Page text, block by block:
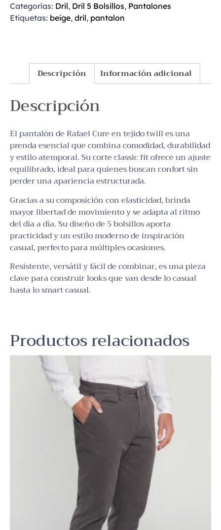
Categorías: Dril, Dril 5 Bolsillos, Pantalones
Etiquetas: beige, dril, pantalon
Descripción Información adicional
Descripción
El pantalón de Rafael Cure en tejido twill es una
prenda esencial que combina comodidad, durabilidad
y estilo atemporal. Su corte classic fit ofrece un ajuste
equilibrado, ideal para quienes buscan confort sin
perder una apariencia estructurada.
Gracias a su composición con elasticidad, brinda
mayor libertad de movimiento y se adapta al ritmo
del día a día. Su diseño de 5 bolsillos aporta
practicidad y un estilo moderno de inspiración
casual, perfecto para múltiples ocasiones.
Resistente, versátil y fácil de combinar, es una pieza
clave para construir looks que van desde lo casual
hasta lo smart casual.
Productos relacionados